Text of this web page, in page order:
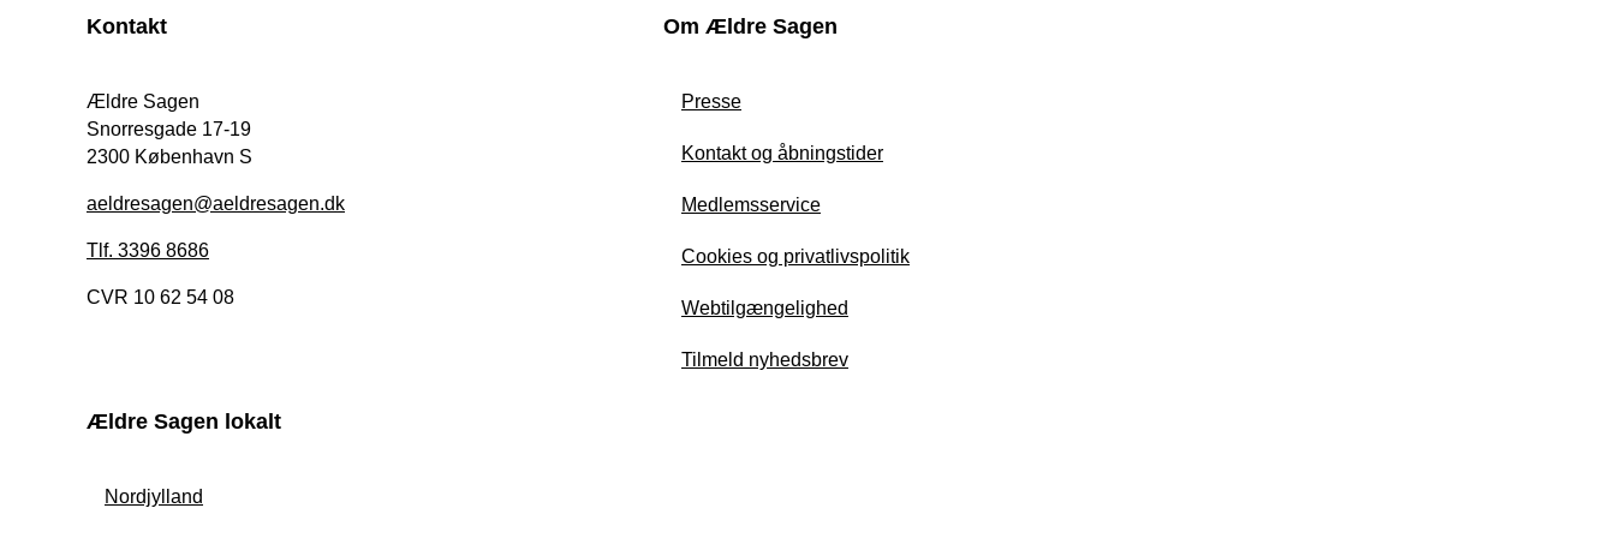
Kontakt
Ældre Sagen
Snorresgade 17-19
2300 København S
aeldresagen@aeldresagen.dk
Tlf. 3396 8686
CVR 10 62 54 08
Om Ældre Sagen
Presse
Kontakt og åbningstider
Medlemsservice
Cookies og privatlivspolitik
Webtilgængelighed
Tilmeld nyhedsbrev
Ældre Sagen lokalt
Nordjylland